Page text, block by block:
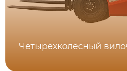
Четырёхколёсный